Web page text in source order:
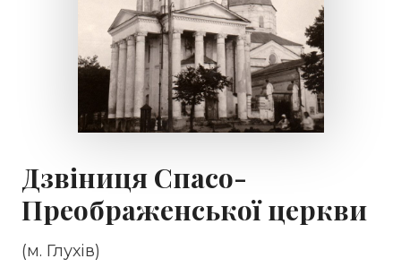
Дзвіниця Спасо-
Преображенської церкви
(м. Глухів)